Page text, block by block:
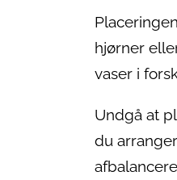
hjørner
vaser i
Undgå at
du